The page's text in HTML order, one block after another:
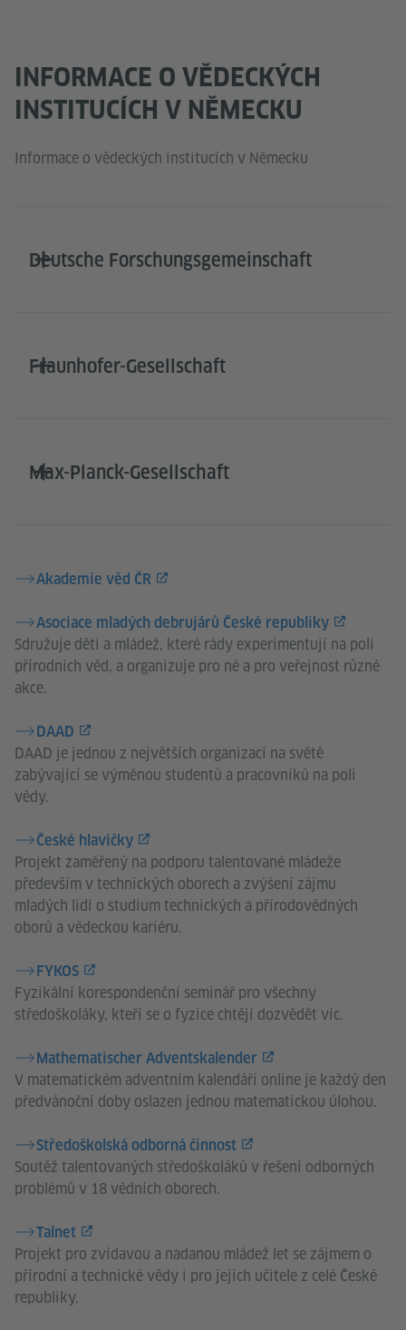
INFORMACE O VĚDECKÝCH
INSTITUCÍCH V NĚMECKU
Informace o vědeckých institucích v Německu
Deutsche Forschungsgemeinschaft
Fraunhofer-Gesellschaft
Max-Planck-Gesellschaft
Akademie věd ČR
Asociace mladých debrujárů České republiky
Sdružuje děti a mládež, které rády experimentují na poli
přírodních věd, a organizuje pro ně a pro veřejnost různé
akce.
DAAD
DAAD je jednou z největších organizací na světě
zabývající se výměnou studentů a pracovníků na poli
vědy.
České hlavičky
Projekt zaměřený na podporu talentované mládeže
především v technických oborech a zvýšení zájmu
mladých lidí o studium technických a přírodovědných
oborů a vědeckou kariéru.
FYKOS
Fyzikální korespondenční seminář pro všechny
středoškoláky, kteří se o fyzice chtějí dozvědět víc.
Mathematischer Adventskalender
V matematickém adventním kalendáři online je každý den
předvánoční doby oslazen jednou matematickou úlohou.
Středoškolská odborná činnost
Soutěž talentovaných středoškoláků v řešení odborných
problémů v 18 vědních oborech.
Talnet
Projekt pro zvídavou a nadanou mládež let se zájmem o
přírodní a technické vědy i pro jejich učitele z celé České
republiky.